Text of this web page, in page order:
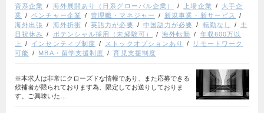
資系企業
海外展開あり（日系グローバル企業） 上場企業
大手企
業
ベンチャー企業 管理職・マネジャー
新規事業・新サービス
海外出張
海外折衝 英語力が必要 中国語力が必要 転勤なし
土
日祝休み
ポテンシャル採用（未経験可） 海外転勤
年収600万以
上
インセンティブ制度 ストックオプションあり
リモートワーク
可能
MBA・留学支援制度 育児支援制度
※本求人は非常にクローズドな情報であり、また応募できる
候補者が限られております為、限定してお送りしておりま
す。ご興味いた…